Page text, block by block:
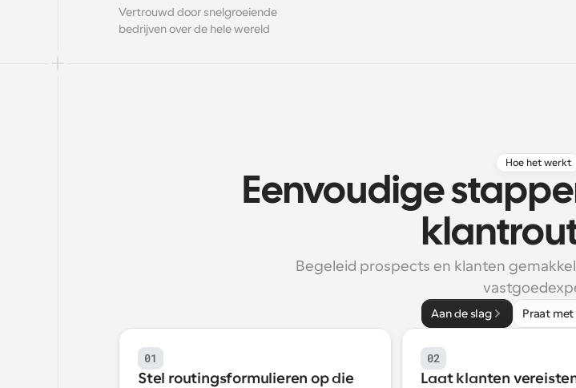
Vertrouwd door snelgroeiende
bedrijven over de hele wereld
Hoe het werkt
Eenvoudige
Begeleid prospects en klanten
Aan de slag Praat
01
Stel routingsformulieren op die
02
Laat klanten